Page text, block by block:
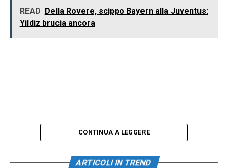
READ Della Rovere, scippo Bayern alla Juventus:
Yildiz brucia ancora
CONTINUA A LEGGERE
ARTICOLI IN TREND